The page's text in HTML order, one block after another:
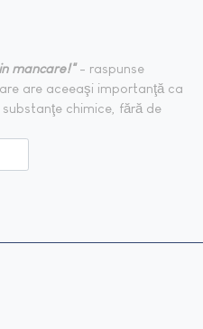
mancare!"- raspunse
are aceeaşi importanţă ca
chimice, fără de